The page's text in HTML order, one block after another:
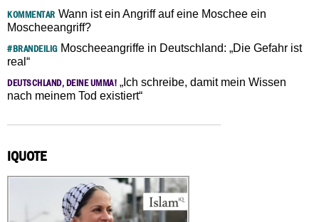
KOMMENTAR Wann ist ein Angriff auf eine Moschee ein
Moscheeangriff?
#BRANDEILIGMoscheeangriffe in Deutschland: „Die Gefahr ist
real“
DEUTSCHLAND, DEINE UMMA! „Ich schreibe, damit mein Wissen
nach meinem Tod existiert“
IQUOTE